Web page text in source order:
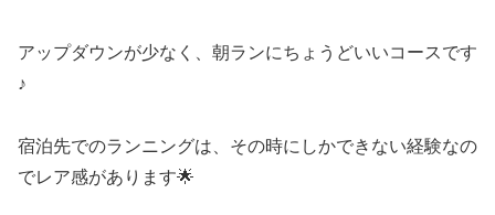
アップダウンが少なく、朝ランにちょうどいいコースです
♪
宿泊先でのランニングは、その時にしかできない経験なの
でレア感があります🌟